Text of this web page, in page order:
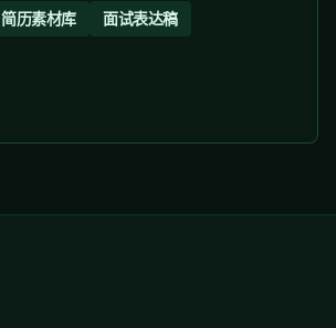
简历素材库 面试表达稿